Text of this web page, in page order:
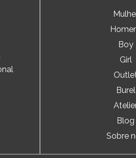
Boy
Girl
Burel
Blog
Sobre